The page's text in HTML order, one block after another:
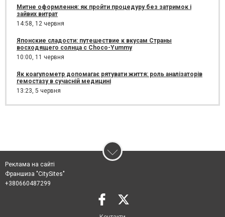
Митне оформлення: як пройти процедуру без затримок і
зайвих витрат
14:58, 12 червня
Японские сладости: путешествие к вкусам Страны
восходящего солнца с Choco-Yummy
10:00, 11 червня
Як коагулометр допомагає рятувати життя: роль аналізаторів
гемостазу в сучасній медицині
13:23, 5 червня
Реклама на сайті
Франшиза "CitySites"
+380660487299